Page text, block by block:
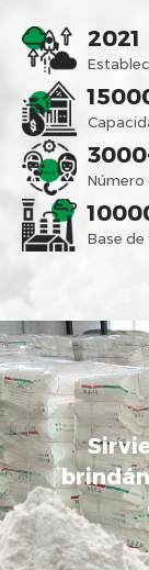
2021
3000
Número
Base